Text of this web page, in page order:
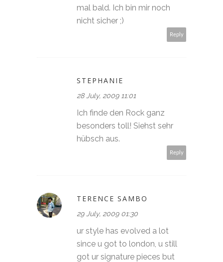
mal bald. Ich bin mir noch
nicht sicher ;)
Reply
STEPHANIE
28 July, 2009 11:01
Ich finde den Rock ganz
besonders toll! Siehst sehr
hübsch aus.
Reply
TERENCE SAMBO
29 July, 2009 01:30
ur style has evolved a lot
since u got to london, u still
got ur signature pieces but